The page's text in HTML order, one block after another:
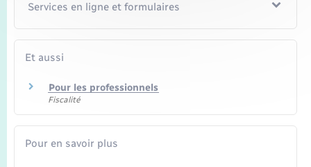
Services en ligne et formulaires
Et aussi
Pour les professionnels
Fiscalité
Pour en savoir plus